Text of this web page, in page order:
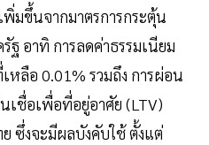
มขึ้นจากมาตรการกระตุ้น
ฐ อาทิ การลดค่าธรรมเนียม
หลือ 0.01% รวมถึง การผ่อน
ชื่อเพื่อที่อยู่อาศัย (LTV)
ซึ่งจะมีผลบังคับใช้ ตั้งแต่